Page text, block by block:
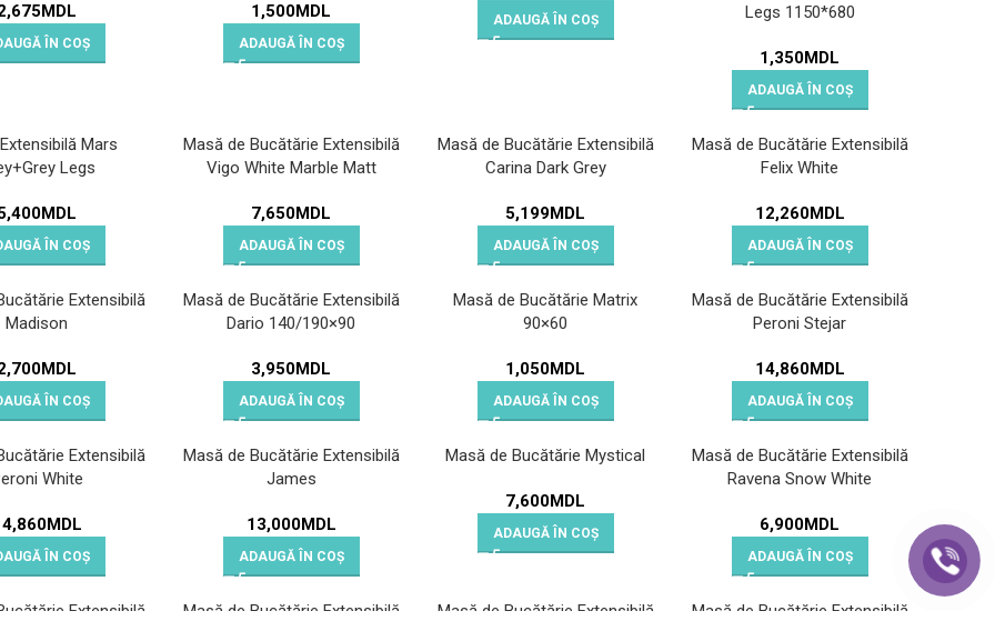
MDL
ÎN COȘ
1,500MDL
ADAUGĂ ÎN COȘ
ADAUGĂ ÎN COȘ
Legs 1150*680
1,350MDL
ADAUGĂ ÎN COȘ
Mars
Legs
MDL
ÎN COȘ
Masă de Bucătărie Extensibilă
Vigo White Marble Matt
7,650MDL
ADAUGĂ ÎN COȘ
Masă de Bucătărie Extensibilă
Carina Dark Grey
5,199MDL
ADAUGĂ ÎN COȘ
Masă de Bucătărie Extensibilă
Felix White
12,260MDL
ADAUGĂ ÎN COȘ
Extensibilă
Madison
MDL
ÎN COȘ
Masă de Bucătărie Extensibilă
Dario 140/190×90
3,950MDL
ADAUGĂ ÎN COȘ
Masă de Bucătărie Matrix
90×60
1,050MDL
ADAUGĂ ÎN COȘ
Masă de Bucătărie Extensibilă
Peroni Stejar
14,860MDL
ADAUGĂ ÎN COȘ
Extensibilă
White
MDL
ÎN COȘ
Masă de Bucătărie Extensibilă
James
13,000MDL
ADAUGĂ ÎN COȘ
Masă de Bucătărie Mystical
7,600MDL
ADAUGĂ ÎN COȘ
Masă de Bucătărie Extensibilă
Ravena Snow White
6,900MDL
ADAUGĂ ÎN COȘ
Extensibilă
Masă de Bucătărie Extensibilă
Masă de Bucătărie Extensibilă
Masă de Bucătărie Extensibilă